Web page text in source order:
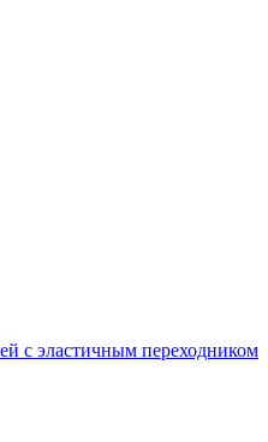
c эластичным переходником